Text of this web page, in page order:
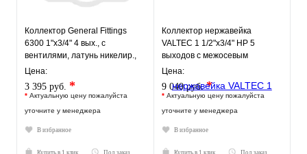
Коллектор General Fittings
6300 1"х3/4" 4 вых., c
вентилями, латунь никелир.,
синий регулятор
Цена:
3 395 руб. *
* Актуальную цену пожалуйста
уточните у менеджера
В избранное
Купить в 1 клик Под заказ
Коллектор нержавейка
VALTEC 1 1/2"х3/4" НР 5
выходов с межосевым
расстоянием выходов 100мм
Цена:
9 040 руб.*
* Актуальную цену пожалуйста
уточните у менеджера
В избранное
Купить в 1 клик Под заказ